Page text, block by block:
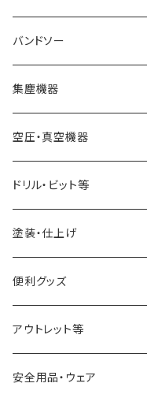
スクレーパー
パーティングツール
ハンドル
フェイスプレート
ドリル・コレットチャック
ワークライト（照明
球体治具
バンドソー
バンドソーブレード（帯鋸刃）
幅6mm
幅13mm
バンドソー本体
集塵機器
集塵機本体
集塵機オプションパーツ
空圧・真空機器
ドリル・ビット等
フォスナービット
ストレートドリル
塗装・仕上げ
サンディング用品
便利グッズ
アウトレット等
安全用品・ウェア